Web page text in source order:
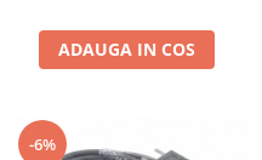
ADAUGA IN COS
-6%